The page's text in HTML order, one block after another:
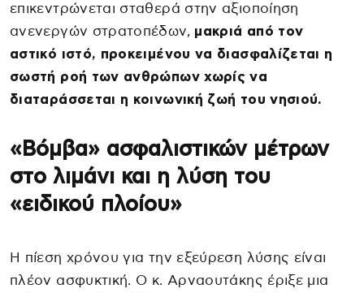
επικεντρώνεται σταθερά στην αξιοποίηση
ανενεργών στρατοπέδων, μακριά από τον
αστικό ιστό, προκειμένου να διασφαλίζεται η
σωστή ροή των ανθρώπων χωρίς να
διαταράσσεται η κοινωνική ζωή του νησιού.
«Βόμβα» ασφαλιστικών μέτρων
στο λιμάνι και η λύση του
«ειδικού πλοίου»
Η πίεση χρόνου για την εξεύρεση λύσης είναι
πλέον ασφυκτική. Ο κ. Αρναουτάκης έριξε μια